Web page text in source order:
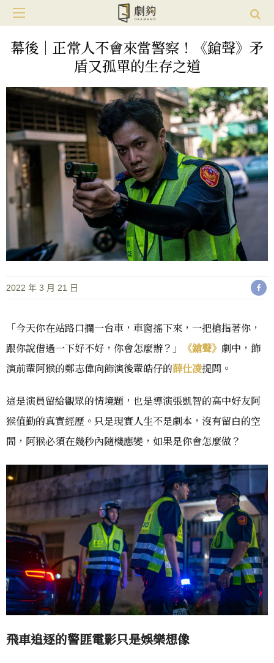
幕後｜正常人不會來當警察！《鎗聲》矛
盾又孤單的生存之道
2022 年 3 月 21 日
「今天你在站路口攔一台車，車窗搖下來，一把槍指著你，
跟你說借過一下好不好，你會怎麼辦？」
《鎗聲》 劇中，飾
演前輩阿猴的鄭志偉向飾演後輩皓仔的薛仕凌提問。
這是演員留給觀眾的情境題，也是導演張凱智的高中好友阿
猴值勤的真實經歷。只是現實人生不是劇本，沒有留白的空
間，阿猴必須在幾秒內隨機應變，如果是你會怎麼做？
飛車追逐的警匪電影只是娛樂想像